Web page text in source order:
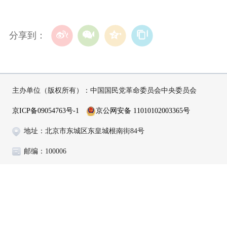
分享到：
主办单位（版权所有）：中国国民党革命委员会中央委员会
京ICP备09054763号-1 京公网安备 11010102003365号
地址：北京市东城区东皇城根南街84号
邮编：100006